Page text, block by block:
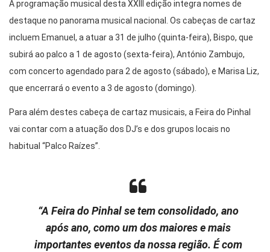
A programação musical desta XXIII edição integra nomes de
destaque no panorama musical nacional. Os cabeças de cartaz
incluem Emanuel, a atuar a 31 de julho (quinta-feira), Bispo, que
subirá ao palco a 1 de agosto (sexta-feira), António Zambujo,
com concerto agendado para 2 de agosto (sábado), e Marisa Liz,
que encerrará o evento a 3 de agosto (domingo).
Para além destes cabeça de cartaz musicais, a Feira do Pinhal
vai contar com a atuação dos DJ’s e dos grupos locais no
habitual “Palco Raízes”.
“A Feira do Pinhal se tem consolidado, ano
após ano, como um dos maiores e mais
importantes eventos da nossa região. É com